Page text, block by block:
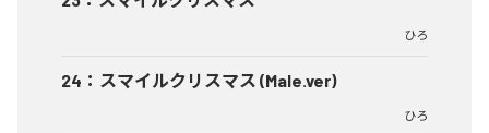
ひろ
24 ： スマイルクリスマス (Male.ver)
ひろ